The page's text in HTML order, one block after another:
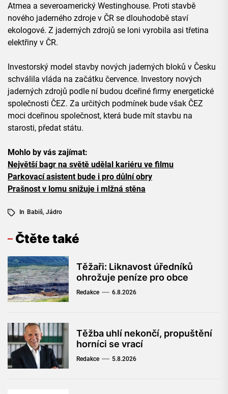
Atmea a severoamerický Westinghouse. Proti stavbě
nového jaderného zdroje v ČR se dlouhodobě staví
ekologové. Z jaderných zdrojů se loni vyrobila asi třetina
elektřiny v ČR.
Investorský model stavby nových jaderných bloků v Česku
schválila vláda na začátku července. Investory nových
jaderných zdrojů podle ní budou dceřiné firmy energetické
společnosti ČEZ. Za určitých podmínek bude však ČEZ
moci dceřinou společnost, která bude mít stavbu na
starosti, předat státu.
Mohlo by vás zajímat:
Největší bagr na světě udělal kariéru ve filmu
Parkovací asistent bude i pro důlní obry
Prašnost v lomu snižuje i mlžná stěna
In Babiš, Jádro
Čtěte také
Těžaři: Liknavost úředníků
ohrožuje peníze pro obce
Redakce 6.8.2026
Těžba uhlí nekončí, propuštění
horníci se vrací
Redakce 5.8.2026